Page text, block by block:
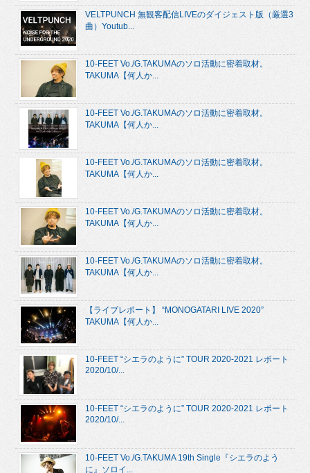
VELTPUNCH 無観客配信LIVEのダイジェスト版（厳選3
曲）Youtub...
10-FEET Vo./G.TAKUMAのソロ活動に密着取材。
TAKUMA【何人か...
10-FEET Vo./G.TAKUMAのソロ活動に密着取材。
TAKUMA【何人か...
10-FEET Vo./G.TAKUMAのソロ活動に密着取材。
TAKUMA【何人か...
10-FEET Vo./G.TAKUMAのソロ活動に密着取材。
TAKUMA【何人か...
10-FEET Vo./G.TAKUMAのソロ活動に密着取材。
TAKUMA【何人か...
【ライブレポート】 “MONOGATARI LIVE 2020”
TAKUMA【何人か...
10-FEET “シエラのように” TOUR 2020-2021 レポート
2020/10/...
10-FEET “シエラのように” TOUR 2020-2021 レポート
2020/10/...
10-FEET Vo./G.TAKUMA 19th Single『シエラのよう
に』ソロイ...